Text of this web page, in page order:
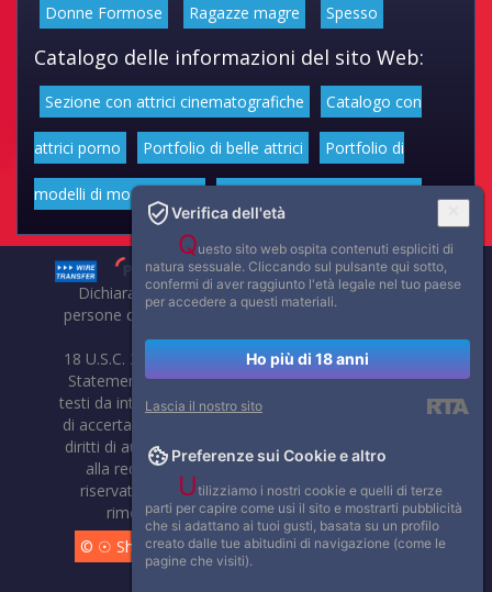
Donne Formose Ragazze magre Spesso
Catalogo delle informazioni del sito Web:
Sezione con attrici cinematografiche Catalogo con
attrici porno Portfolio di belle attrici Portfolio di
modelli di moda volgari
Dichiarazione di non responsabilità: tutti i membri e le
persone che compaiono su questo sito hanno almeno 18
anni.
18 U.S.C. 2257 Record-Keeping Requirements Compliance
Statement. Affaritaliani, prima di pubblicare foto, video o
testi da internet, compie tutte le opportune verifiche al fine
di accertarne il libero regime di circolazione e non violare i
diritti di autore o altri diritti esclusivi di terzi. Per segnalare
alla redazione eventuali errori nell'uso del materiale
riservato, scriveteci: provvederemo prontamente alla
rimozione del materiale lesivo di diritti di terzi.
© ☉ Show di Sesso VivoCam. 2014 - 2026. Tutti i diritti
Verifica dell'età
Questo sito web ospita contenuti espliciti di
natura sessuale. Cliccando sul pulsante qui sotto,
confermi di aver raggiunto l'età legale nel tuo paese
per accedere a questi materiali.
Ho più di 18 anni
Lascia il nostro sito
Preferenze sui Cookie e altro
Utilizziamo i nostri cookie e quelli di terze
parti per capire come usi il sito e mostrarti pubblicità
che si adattano ai tuoi gusti, basata su un profilo
creato dalle tue abitudini di navigazione (come le
pagine che visiti).